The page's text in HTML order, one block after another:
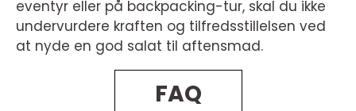
eventyr eller på backpacking-tur, skal du ikke
undervurdere kraften og tilfredsstillelsen ved
at nyde en god salat til aftensmad.
FAQ